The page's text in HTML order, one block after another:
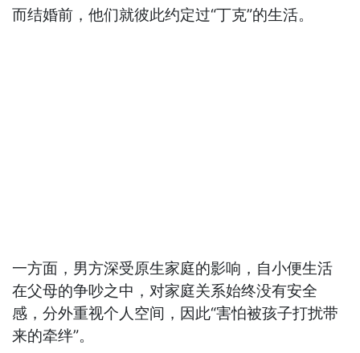
而结婚前，他们就彼此约定过“丁克”的生活。
一方面，男方深受原生家庭的影响，自小便生活
在父母的争吵之中，对家庭关系始终没有安全
感，分外重视个人空间，因此“害怕被孩子打扰带
来的牵绊”。